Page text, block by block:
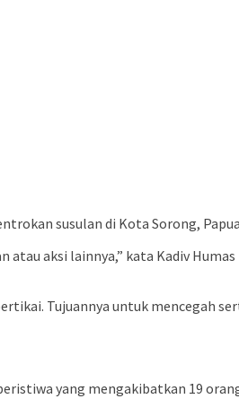
susulan di Kota Sorong,
aksi lainnya,” kata Kadiv
Tujuannya untuk mencegah
yang mengakibatkan 19